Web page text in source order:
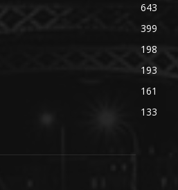
643
399
198
193
161
133